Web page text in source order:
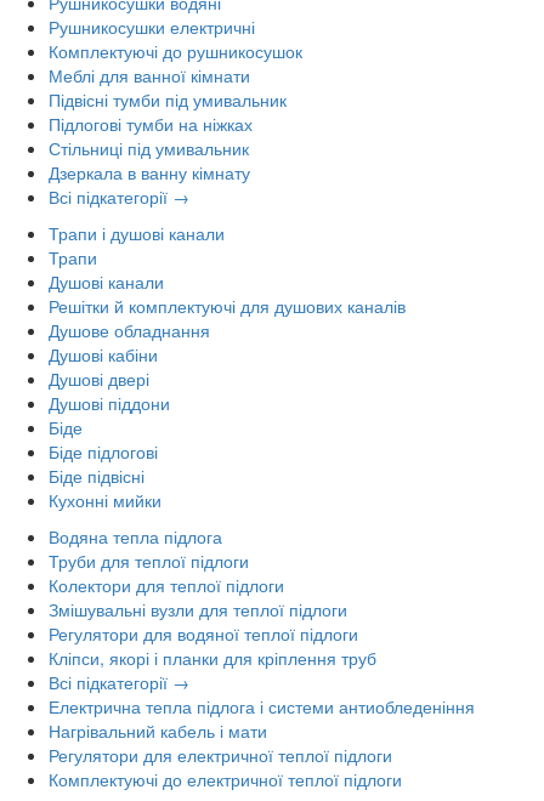
Рушникосушки електричні
Комплектуючі до рушникосушок
Меблі для ванної кімнати
Підвісні тумби під умивальник
Підлогові тумби на ніжках
Стільниці під умивальник
Дзеркала в ванну кімнату
Всі підкатегорії →
Трапи і душові канали
Трапи
Душові канали
Решітки й комплектуючі для душових каналів
Душове обладнання
Душові кабіни
Душові двері
Душові піддони
Біде
Біде підлогові
Біде підвісні
Кухонні мийки
Водяна тепла підлога
Труби для теплої підлоги
Колектори для теплої підлоги
Змішувальні вузли для теплої підлоги
Регулятори для водяної теплої підлоги
Кліпси, якорі і планки для кріплення труб
Всі підкатегорії →
Електрична тепла підлога і системи антиобледеніння
Нагрівальний кабель і мати
Регулятори для електричної теплої підлоги
Комплектуючі до електричної теплої підлоги